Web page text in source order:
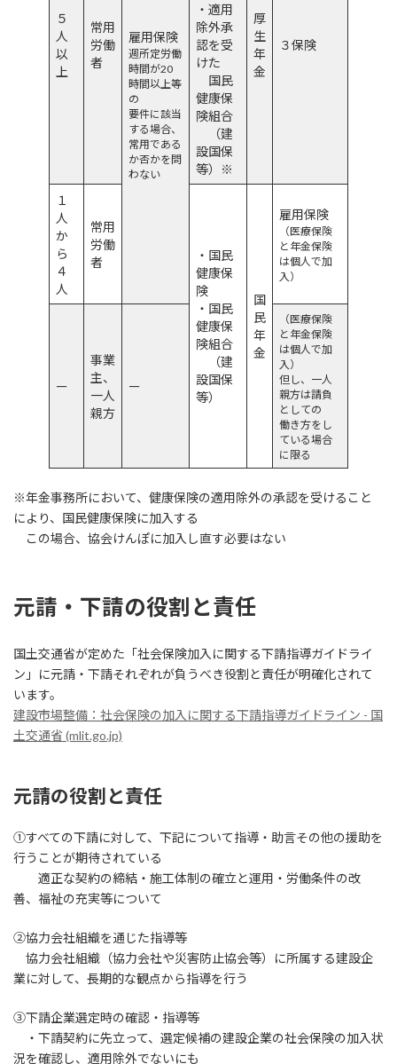
５
人
以
上
常用
労働
者
雇用保険
週所定労働
時間が20
時間以上等
の
要件に該当
する場合、
常用である
か否かを問
わない
・適用
除外承
認を受
けた
国民
健康保
険組合
（建
設国保
等）※
厚
生
年
金
３保険
１
人
か
ら
４
人
常用
労働
者
・国民
健康保
険
・国民
健康保
険組合
（建
設国保
等）
国
民
年
金
雇用保険
（医療保険
と年金保険
は個人で加
入 ）
ー
事業
主、
一人
親方
ー
（医療保険
と年金保険
は個人で加
入）
但し、一人
親方は請負
としての
働き方をし
ている場合
に限る
※年金事務所において、健康保険の適用除外の承認を受けること
により、国民健康保険に加入する
この場合、協会けんぽに加入し直す必要はない
元請・下請の役割と責任
国土交通省が定めた「社会保険加入に関する下請指導ガイドライ
ン」に元請・下請それぞれが負うべき役割と責任が明確化されて
います。
建設市場整備：社会保険の加入に関する下請指導ガイドライン - 国
土交通省 (mlit.go.jp)
元請の役割と責任
①すべての下請に対して、下記について指導・助言その他の援助を
行うことが期待されている
適正な契約の締結・施工体制の確立と運用・労働条件の改
善、福祉の充実等について
②協力会社組織を通じた指導等
協力会社組織（協力会社や災害防止協会等）に所属する建設企
業に対して、長期的な観点から指導を行う
③下請企業選定時の確認・指導等
・下請契約に先立って、選定候補の建設企業の社会保険の加入状
況を確認し、適用除外でないにも